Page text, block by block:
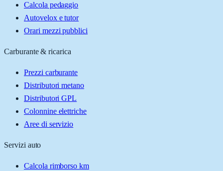
Calcola pedaggio
Autovelox e tutor
Orari mezzi pubblici
Carburante & ricarica
Prezzi carburante
Distributori metano
Distributori GPL
Colonnine elettriche
Aree di servizio
Servizi auto
Calcola rimborso km